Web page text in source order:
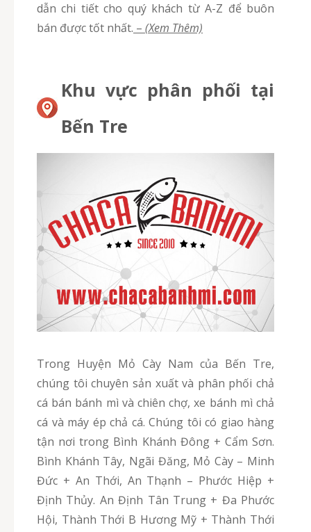
dẫn chi tiết cho quý khách từ A-Z để buôn
bán được tốt nhất. – (Xem Thêm)
Khu vực phân phối tại
Bến Tre
Trong Huyện Mỏ Cày Nam của Bến Tre,
chúng tôi chuyên sản xuất và phân phối chả
cá bán bánh mì và chiên chợ, xe bánh mì chả
cá và máy ép chả cá. Chúng tôi có giao hàng
tận nơi trong Bình Khánh Đông + Cẩm Sơn.
Bình Khánh Tây, Ngãi Đăng, Mỏ Cày – Minh
Đức + An Thới, An Thạnh – Phước Hiệp +
Định Thủy. An Định Tân Trung + Đa Phước
Hội, Thành Thới B Hương Mỹ + Thành Thới